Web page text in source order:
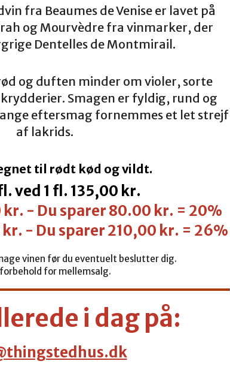
fra Beaumes de Venise er lavet på
og Mourvèdre fra vinmarker, der
Dentelles de Montmirail.
og duften minder om violer, sorte
Smagen er fyldig, rund og
eftersmag fornemmes et let strejf
af lakrids.
til rødt kød og vildt.
ved 1 fl. 135,00 kr.
- Du sparer 80.00 kr. = 20%
- Du sparer 210,00 kr. = 26%
vinen før du eventuelt beslutter dig.
for mellemsalg.
i dag på: